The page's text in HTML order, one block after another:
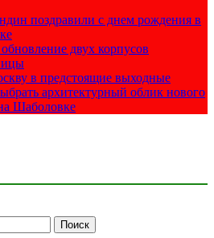
поздравили с днем рождения в
двух корпусов
в предстоящие выходные
архитектурный облик нового
Шаболовке